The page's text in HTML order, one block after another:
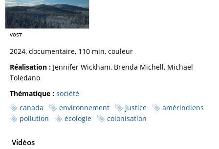
2024, documentaire, 110 min, couleur
Réalisation : Jennifer Wickham, Brenda Michell, Michael
Toledano
Thématique : société
canada
environnement justice
amérindiens
pollution
écologie colonisation
Vidéos